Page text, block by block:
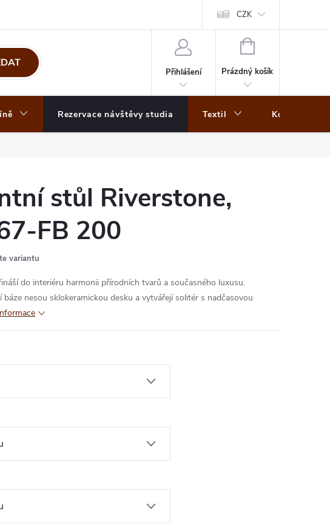
CZK
Přihlášení
NÁKUPNÍ
Prázdný košík
Rezervace návštěvy studia Textil Koberce
stůl Riverstone,
FB 200
variantu
do interiéru harmonii přírodních tvarů a současného luxusu.
báze nesou sklokeramickou desku a vytvářejí solitér s nadčasovou